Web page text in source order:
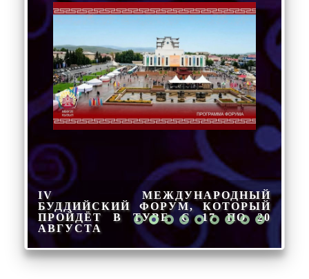
IV МЕЖДУНАРОДНЫЙ
БУДДИЙСКИЙ ФОРУМ, КОТОРЫЙ
ПРОЙДЁТ В ТУВЕ С 17 ПО 20
АВГУСТА